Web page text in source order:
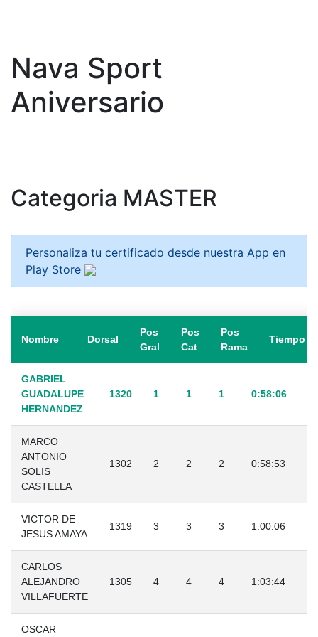
Nava Sport
Aniversario
Categoria MASTER
Personaliza tu certificado desde nuestra App en
Play Store
Nombre Dorsal
Pos
Gral
Pos
Cat
Pos
Rama
Tiempo
GABRIEL
GUADALUPE
HERNANDEZ
1320 1 1 1 0:58:06
MARCO
ANTONIO
SOLIS
CASTELLA
1302 2 2 2 0:58:53
VICTOR DE
JESUS AMAYA
1319 3 3 3 1:00:06
CARLOS
ALEJANDRO
VILLAFUERTE
1305 4 4 4 1:03:44
OSCAR